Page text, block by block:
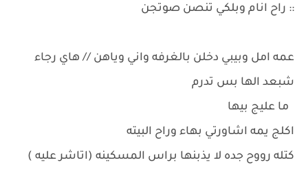
:: راح انام وبلكي تنصن صوتجن
عمه امل وبيبي دخلن بالغرفه واني وياهن // هاي رجاء
شبعد الها بس تدرم
ما عليج بيها
اكلج يمه اشاورتي بهاء وراح البيته
كتله رووح جده لا يذبنها براس المسكينه (اتاشر عليه )